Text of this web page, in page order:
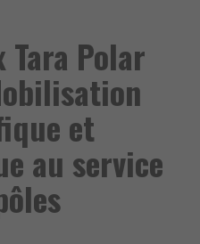
Tara Polar
et
au service